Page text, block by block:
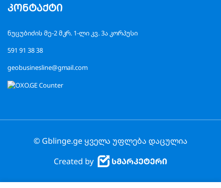
კონტაქტი
ნუცუბიძის მე-2 მკრ. 1-ლი კვ. 3ა კორპუსი
591 91 38 38
geobusinesline@gmail.com
© Gblinge.ge ყველა უფლება დაცულია